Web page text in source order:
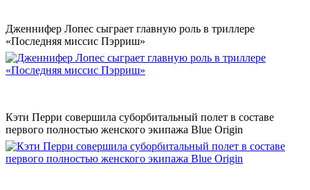
Дженнифер Лопес сыграет главную роль в триллере
«Последняя миссис Пэрриш»
Кэти Перри совершила суборбитальный полет в составе
первого полностью женского экипажа Blue Origin